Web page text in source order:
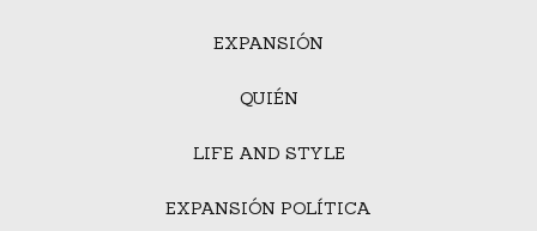
EXPANSIÓN
QUIÉN
LIFE AND STYLE
EXPANSIÓN POLÍTICA